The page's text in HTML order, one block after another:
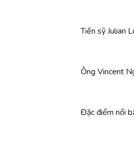
Tiến sỹ Julian
Ông Vincent
Đặc điểm nổi